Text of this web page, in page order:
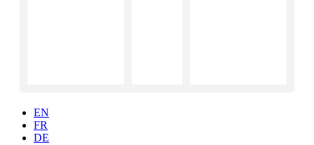
EN
FR
DE